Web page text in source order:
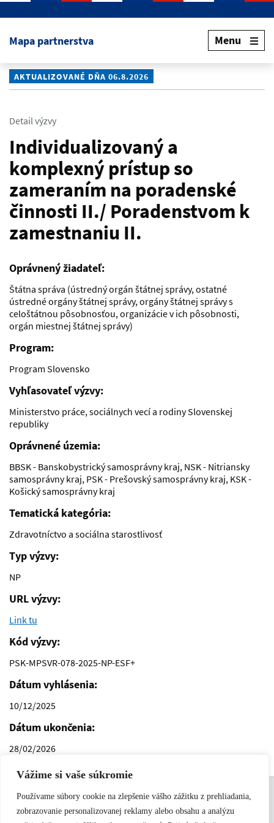
Vážime si vaše súkromie
Používame súbory cookie na zlepšenie vášho zážitku z prehliadania,
zobrazovanie personalizovanej reklamy alebo obsahu a analýzu
Mapa partnerstva Menu
AKTUALIZOVANÉ DŇA 06.8.2026
Detail výzvy
Individualizovaný a
komplexný prístup so
zameraním na poradenské
činnosti II./ Poradenstvom k
zamestnaniu II.
Oprávnený žiadateľ:
Štátna správa (ústredný orgán štátnej správy, ostatné
ústredné orgány štátnej správy, orgány štátnej správy s
celoštátnou pôsobnosťou, organizácie v ich pôsobnosti,
orgán miestnej štátnej správy)
Program:
Program Slovensko
Vyhľasovateľ výzvy:
Ministerstvo práce, sociálnych vecí a rodiny Slovenskej
republiky
Oprávnené územia:
BBSK - Banskobystrický samosprávny kraj, NSK - Nitriansky
samosprávny kraj, PSK - Prešovský samosprávny kraj, KSK -
Košický samosprávny kraj
Tematická kategória:
Zdravotníctvo a sociálna starostlivosť
Typ výzvy:
NP
URL výzvy:
Link tu
Kód výzvy:
PSK-MPSVR-078-2025-NP-ESF+
Dátum vyhlásenia:
10/12/2025
Dátum ukončenia:
28/02/2026
Support links
Podmienky používania Kontakt